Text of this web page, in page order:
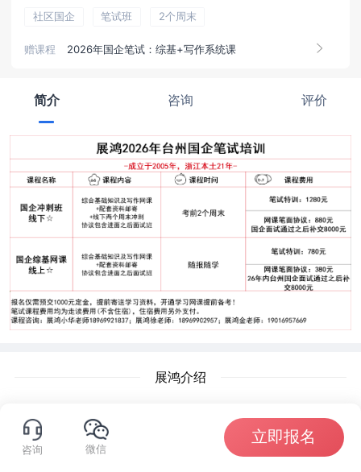
社区国企 笔试班 2个周末
赠课程 2026年国企笔试：综基+写作系统课
简介 咨询 评价
展鸿介绍
咨询 微信
立即报名